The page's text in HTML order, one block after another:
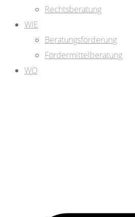
Rechtsberatung
WIE
Beratungsförderung
Fördermittelberatung
WO